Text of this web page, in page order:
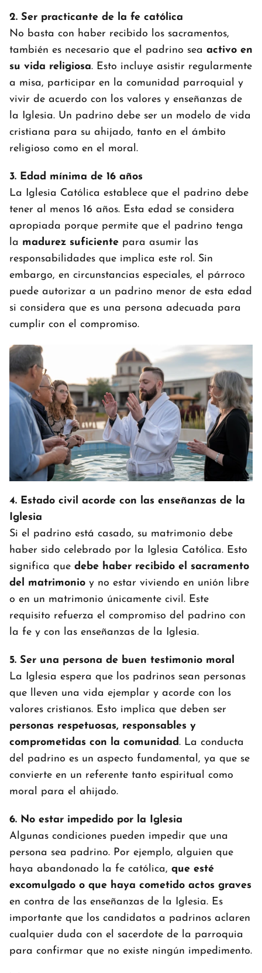
2. Ser practicante de la fe católica
No basta con haber recibido los sacramentos,
también es necesario que el padrino sea activo en
su vida religiosa. Esto incluye asistir regularmente
a misa, participar en la comunidad parroquial y
vivir de acuerdo con los valores y enseñanzas de
la Iglesia. Un padrino debe ser un modelo de vida
cristiana para su ahijado, tanto en el ámbito
religioso como en el moral.
3. Edad mínima de 16 años
La Iglesia Católica establece que el padrino debe
tener al menos 16 años. Esta edad se considera
apropiada porque permite que el padrino tenga
la madurez suficiente para asumir las
responsabilidades que implica este rol. Sin
embargo, en circunstancias especiales, el párroco
puede autorizar a un padrino menor de esta edad
si considera que es una persona adecuada para
cumplir con el compromiso.
4. Estado civil acorde con las enseñanzas de la
Iglesia
Si el padrino está casado, su matrimonio debe
haber sido celebrado por la Iglesia Católica. Esto
significa que debe haber recibido el sacramento
del matrimonio y no estar viviendo en unión libre
o en un matrimonio únicamente civil. Este
requisito refuerza el compromiso del padrino con
la fe y con las enseñanzas de la Iglesia.
5. Ser una persona de buen testimonio moral
La Iglesia espera que los padrinos sean personas
que lleven una vida ejemplar y acorde con los
valores cristianos. Esto implica que deben ser
personas respetuosas, responsables y
comprometidas con la comunidad. La conducta
del padrino es un aspecto fundamental, ya que se
convierte en un referente tanto espiritual como
moral para el ahijado.
6. No estar impedido por la Iglesia
Algunas condiciones pueden impedir que una
persona sea padrino. Por ejemplo, alguien que
haya abandonado la fe católica, que esté
excomulgado o que haya cometido actos graves
en contra de las enseñanzas de la Iglesia. Es
importante que los candidatos a padrinos aclaren
cualquier duda con el sacerdote de la parroquia
para confirmar que no existe ningún impedimento.